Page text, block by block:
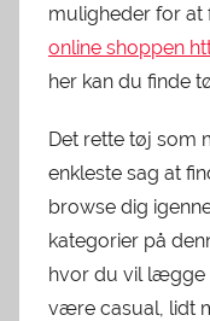
muligheder for
online shoppen
her kan du finde
Det rette tøj som
enkleste sag at
browse dig
kategorier på
hvor du vil lægge
være casual, lidt